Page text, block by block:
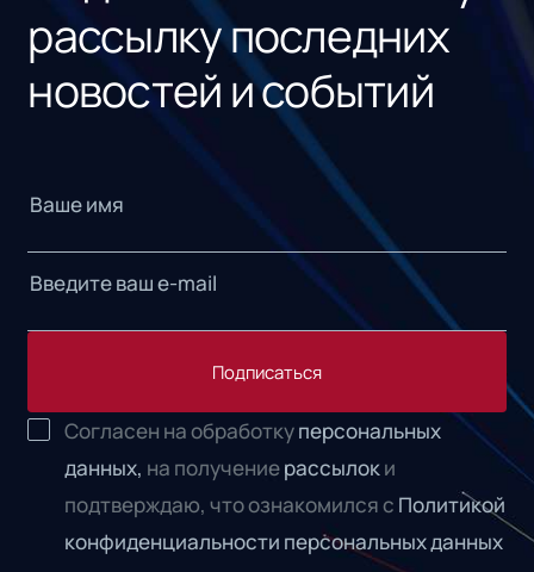
рассылку последних
новостей и событий
Подписаться
Согласен на обработкуперсональных
данных, на получениерассылоки
подтверждаю, что ознакомился с Политикой
конфиденциальности персональных данных